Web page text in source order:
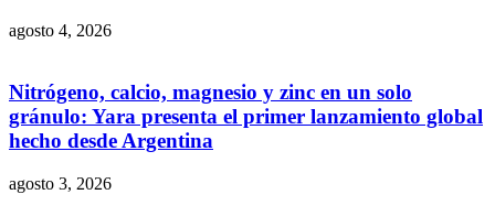
agosto 4, 2026
Nitrógeno, calcio, magnesio y zinc en un solo
gránulo: Yara presenta el primer lanzamiento global
hecho desde Argentina
agosto 3, 2026